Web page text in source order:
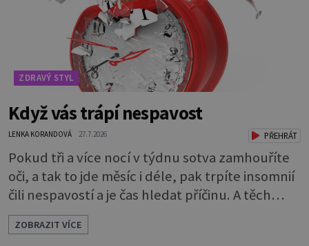
ZDRAVÝ STYL
Když vás trápí nespavost
LENKA KORANDOVÁ 27.7.2026 PŘEHRÁT
Pokud tři a více nocí v týdnu sotva zamhouříte
oči, a tak to jde měsíc i déle, pak trpíte insomnií
čili nespavostí a je čas hledat příčinu. A těch
může být celá řada. Vlastně váš spánek může
rušit skoro cokoli. Nicméně některé důvody
ZOBRAZIT VÍCE